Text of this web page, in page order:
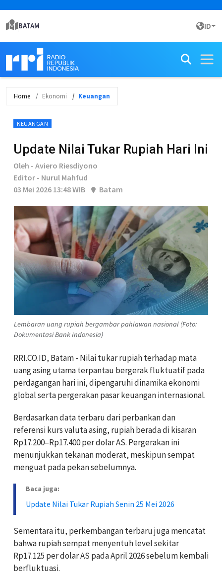
BATAM ID
Home Ekonomi Keuangan
KEUANGAN
Update Nilai Tukar Rupiah Hari Ini
Oleh - Aviero Riesdiyono
Editor - Nurul Mahfud
03 Mei 2026 13:48 WIB
Batam
Lembaran uang rupiah bergambar pahlawan nasional (Foto:
Dokumentasi Bank Indonesia)
RRI.CO.ID, Batam - Nilai tukar rupiah terhadap mata
uang asing utama terpantau bergerak fluktuatif pada
perdagangan hari ini, dipengaruhi dinamika ekonomi
global serta pergerakan pasar keuangan internasional.
Berdasarkan data terbaru dari perbankan dan
referensi kurs valuta asing, rupiah berada di kisaran
Rp17.200–Rp17.400 per dolar AS. Pergerakan ini
menunjukkan tekanan moderat, meskipun sempat
menguat pada pekan sebelumnya.
Baca juga:
Update Nilai Tukar Rupiah Senin 25 Mei 2026
Sementara itu, perkembangan terbaru juga mencatat
bahwa rupiah sempat menyentuh level sekitar
Rp17.125 per dolar AS pada April 2026 sebelum kembali
berfluktuasi.